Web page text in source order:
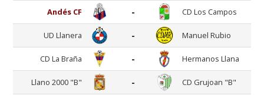
Andés CF - CD Los Campos
UD Llanera - Manuel Rubio
CD La Braña - Hermanos Llana
Llano 2000 "B" - CD Grujoan "B"